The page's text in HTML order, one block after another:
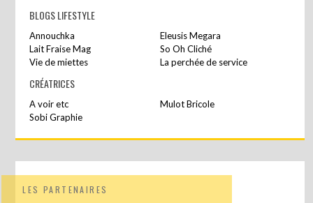
BLOGS LIFESTYLE
Annouchka
Eleusis Megara
Lait Fraise Mag
So Oh Cliché
Vie de miettes
La perchée de service
CRÉATRICES
A voir etc
Mulot Bricole
Sobi Graphie
LES PARTENAIRES